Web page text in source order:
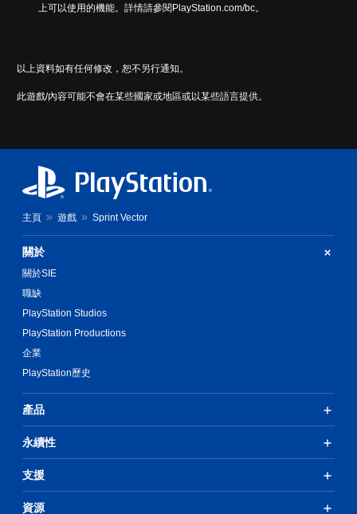
上可以使用的機能。詳情請參閱PlayStation.com/bc。
以上資料如有任何修改，恕不另行通知。
此遊戲/內容可能不會在某些國家或地區或以某些語言提供。
主頁 遊戲 Sprint Vector
關於
關於SIE
職缺
PlayStation Studios
PlayStation Productions
企業
PlayStation歷史
產品
永續性
支援
資源